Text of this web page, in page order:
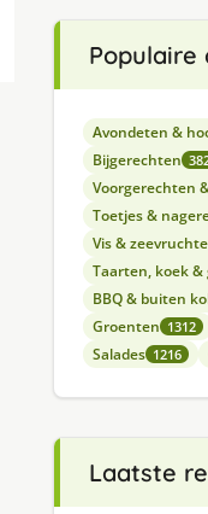
Populaire
Avondeten &
Bijgerechten
Voorgerechten
Toetjes &
Vis &
Taarten, koek &
BBQ & buiten
Groenten 1312
Salades 1216
Laatste